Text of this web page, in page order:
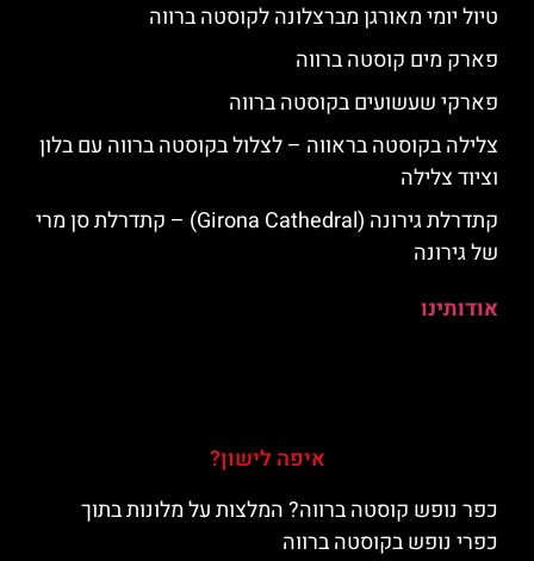
טיול יומי מאורגן מברצלונה לקוסטה ברווה
פארק מים קוסטה ברווה
פארקי שעשועים בקוסטה ברווה
צלילה בקוסטה בראווה – לצלול בקוסטה ברווה עם בלון
וציוד צלילה
קתדרלת גירונה (Girona Cathedral) – קתדרלת סן מרי
של גירונה
אודותינו
איפה לישון?
כפר נופש קוסטה ברווה? המלצות על מלונות בתוך
כפרי נופש בקוסטה ברווה